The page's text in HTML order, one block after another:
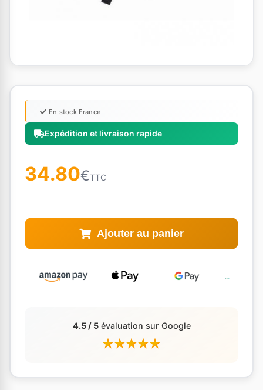
Expédition et livraison rapide
En stock France
34.80€TTC
Ajouter au panier
4.5 / 5évaluation sur Google